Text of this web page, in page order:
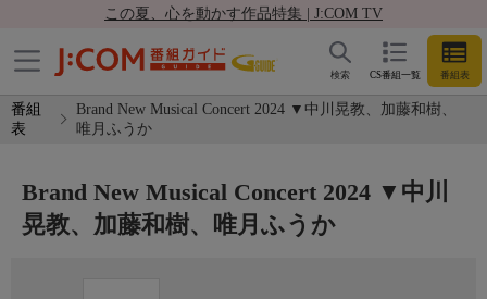
この夏、心を動かす作品特集 | J:COM TV
CS番組一覧 番組表
検索
番組
表
Brand New Musical Concert 2024 ▼中川晃教、加藤和樹、
唯月ふうか
Brand New Musical Concert 2024 ▼中川
晃教、加藤和樹、唯月ふうか